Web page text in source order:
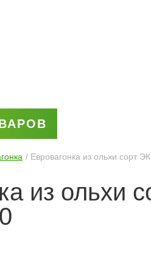
Евровагонка из ольхи сорт
из ольхи